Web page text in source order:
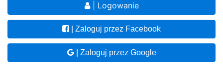
| Logowanie
| Zaloguj przez Facebook
| Zaloguj przez Google